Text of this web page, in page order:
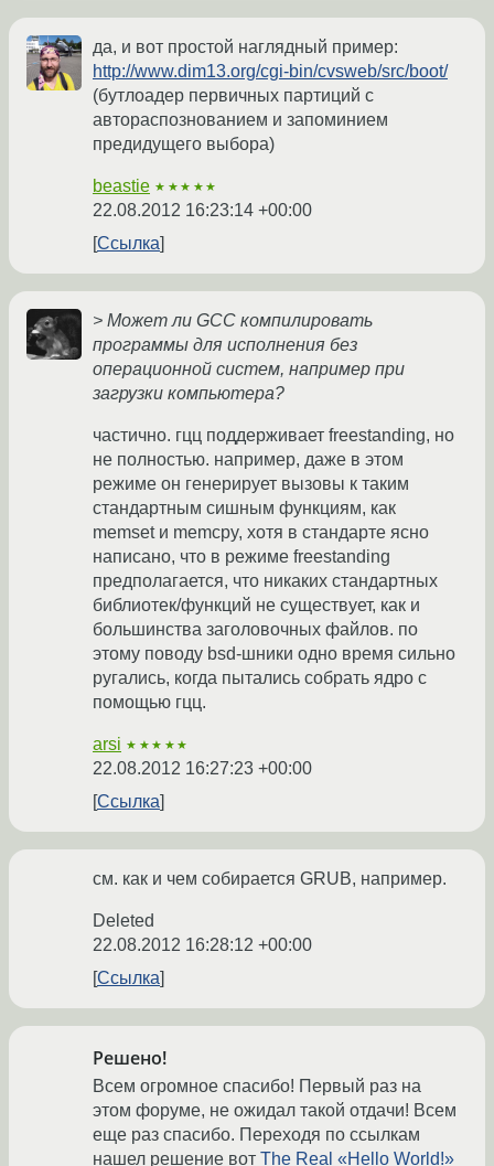
да, и вот простой наглядный пример:
http://www.dim13.org/cgi-bin/cvsweb/src/boot/
(бутлоадер первичных партиций с
автораспознованием и запоминием
предидущего выбора)
beastie ★★★★★
22.08.2012 16:23:14 +00:00
Ссылка
> Может ли GCC компилировать
программы для исполнения без
операционной систем, например при
загрузки компьютера?
частично. гцц поддерживает freestanding, но
не полностью. например, даже в этом
режиме он генерирует вызовы к таким
стандартным сишным функциям, как
memset и memcpy, хотя в стандарте ясно
написано, что в режиме freestanding
предполагается, что никаких стандартных
библиотек/функций не существует, как и
большинства заголовочных файлов. по
этому поводу bsd-шники одно время сильно
ругались, когда пытались собрать ядро с
помощью гцц.
arsi ★★★★★
22.08.2012 16:27:23 +00:00
Ссылка
см. как и чем собирается GRUB, например.
Deleted
22.08.2012 16:28:12 +00:00
Ссылка
Решено!
Всем огромное спасибо! Первый раз на
этом форуме, не ожидал такой отдачи! Всем
еще раз спасибо. Переходя по ссылкам
нашел решение вот The Real «Hello World!»